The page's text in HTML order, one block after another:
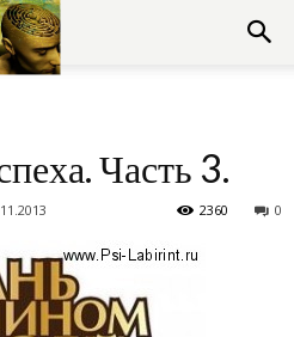
Часть 3.
0
2360